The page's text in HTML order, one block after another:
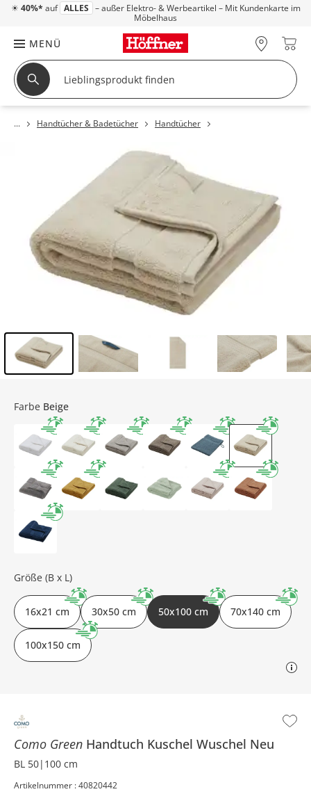
☀ 40%* auf ALLES – außer Elektro- & Werbeartikel – Mit Kundenkarte im
Möbelhaus
MENÜ
Handtücher & Badetücher Handtücher
Como Green Handtuch Kuschel Wuschel Neu
BL 50|100 cm
Artikelnummer : 40820442
Farbe Beige
Größe (B x L)
16x21 cm 30x50 cm 50x100 cm 70x140 cm
100x150 cm